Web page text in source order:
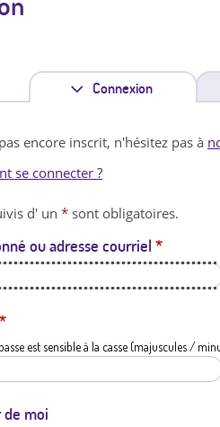
Connexion
n
l
e
encore inscrit, n'hésitez pas à
se connecter ?
d' un * sont obligatoires.
ou adresse courriel *
*
est sensible à la casse (majuscules /
de moi